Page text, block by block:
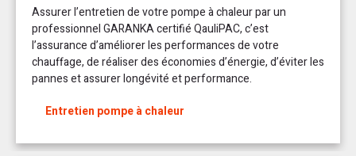
Assurer l’entretien de votre pompe à chaleur par un
professionnel GARANKA certifié QauliPAC, c’est
l’assurance d’améliorer les performances de votre
chauffage, de réaliser des économies d’énergie, d’éviter les
pannes et assurer longévité et performance.
Entretien pompe à chaleur